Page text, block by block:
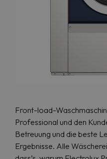
Front-load-
Professional und den
Betreuung und die beste
Ergebnisse. Alle